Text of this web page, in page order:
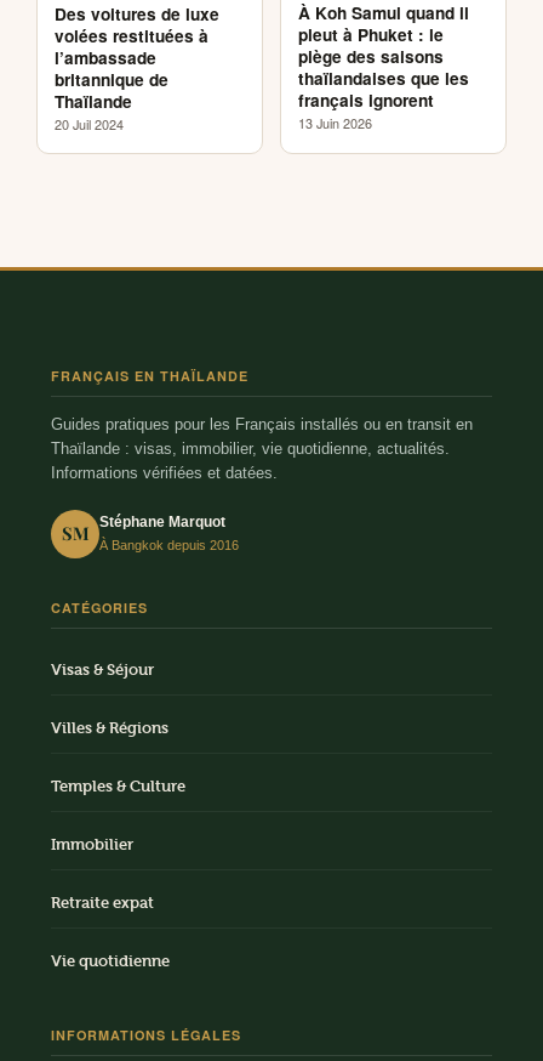
Des voitures de luxe
volées restituées à
l’ambassade
britannique de
Thaïlande
20 Juil 2024
À Koh Samui quand il
pleut à Phuket : le
piège des saisons
thaïlandaises que les
français ignorent
13 Juin 2026
FRANÇAIS EN THAÏLANDE
Guides pratiques pour les Français installés ou en transit en
Thaïlande : visas, immobilier, vie quotidienne, actualités.
Informations vérifiées et datées.
SM Stéphane Marquot
À Bangkok depuis 2016
CATÉGORIES
Visas & Séjour
Villes & Régions
Temples & Culture
Immobilier
Retraite expat
Vie quotidienne
INFORMATIONS LÉGALES